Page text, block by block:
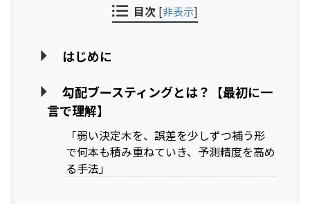
目次 [非表示]
はじめに
勾配ブースティングとは？【最初に一
言で理解】
「弱い決定木を、誤差を少しずつ補う形
で何本も積み重ねていき、予測精度を高め
る手法」